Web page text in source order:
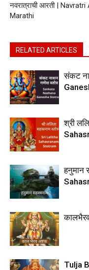
नवरात्राची आरती |
Marathi
RELATED ARTICLES
संकट
श्री
हनुमान
Tulja